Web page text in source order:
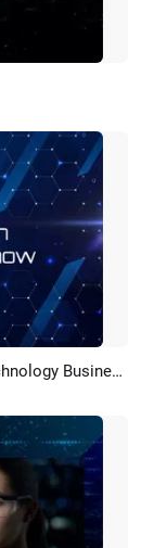
Artificial Intelligence Future Innovative Technology Business Slideshow